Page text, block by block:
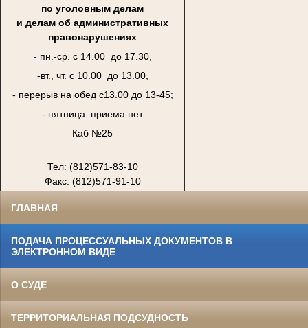
по уголовным делам
и делам об административных
правонарушениях
- пн.-ср. с 14.00 до 17.30,
-вт., чт. с 10.00 до 13.00,
- перерыв на обед с13.00 до 13-45;
- пятница: приема нет
Каб №25
Тел: (812)571-83-10
Факс: (812)571-91-10
ГЛАВНАЯ
ПОДАЧА ПРОЦЕССУАЛЬНЫХ ДОКУМЕНТОВ В
ЭЛЕКТРОННОМ ВИДЕ
О СУДЕ
ТЕРРИТОРИАЛЬНАЯ ПОДСУДНОСТЬ